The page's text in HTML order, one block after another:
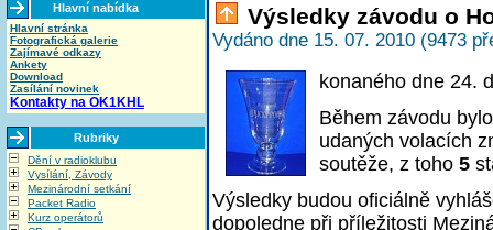
Hlavní nabídka
Hlavní stránka
Fotografická galerie
Zajímavé odkazy
Ankety
Download
Zasílání novinek
Kontakty na OK1KHL
Rubriky
Dění v radioklubu
Vysílání, Závody
Mezinárodní setkání
Packet Radio
Kurz operátorů
Výsledky závodu o
Vydáno dne 15. 07. 2010 (9473
konaného dne 24.
Během závodu
udaných volacích
soutěže, z toho 5
Výsledky budou oficiálně
dopoledne při příležitosti